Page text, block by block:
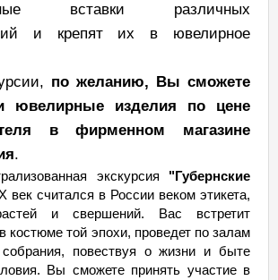
вставки различных
и крепят их в ювелирное
по желанию, Вы сможете
ювелирные изделия по цене
в фирменном магазине
.
экскурсия "Губернские
век считался в России веком этикета,
и свершений. Вас встретит
костюме той эпохи, проведет по залам
собрания, повествуя о жизни и быте
Вы сможете принять участие в